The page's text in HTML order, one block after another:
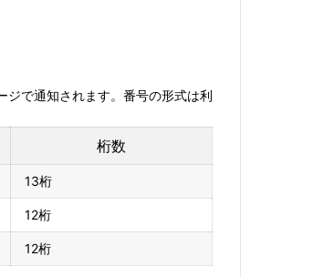
ジで通知されます。番号の形式は利
桁数
13桁
12桁
12桁